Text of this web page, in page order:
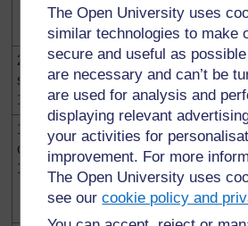
The Open University uses
similar technologies to make
secure and useful as
are necessary and can’t be
are used for analysis and
displaying relevant
your activities for
improvement. For more
The Open University uses
see ourcookie policy and
d'un gouvernement de
Joseph Kokou KOFFIGOH :
27
sept
1992
Referendum constitutionnel
nouvelle constitution.
14
oct
1992
Adoptée par le people, la
quatrième République
14 octobre 1992 institue un
présidentiel. La constitution
du multipartisme et de la